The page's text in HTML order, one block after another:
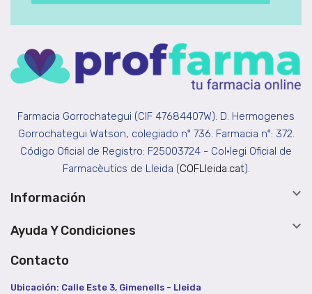
Farmacia Gorrochategui (CIF 47684407W). D. Hermogenes
Gorrochategui Watson, colegiado nº 736. Farmacia nº: 372.
Código Oficial de Registro: F25003724 - Col•legi Oficial de
Farmacèutics de Lleida (COFLleida.cat).
Información 
Ayuda Y Condiciones 
Contacto
Ubicación: Calle Este 3, Gimenells - Lleida